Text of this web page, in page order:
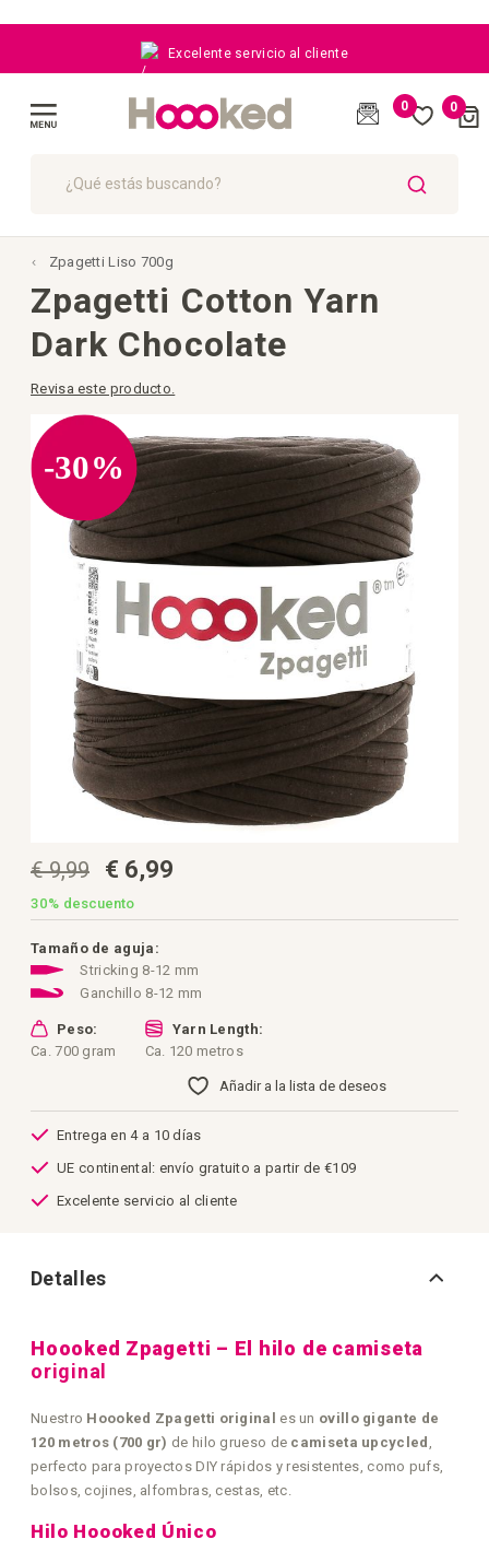
Excelente servicio al cliente
0 0Cart
Zpagetti Liso 700g
Saltar
al
final
de
la
galería
imágenes
-30%
al
comienzo
de
la
de
imágenes
Zpagetti Cotton Yarn
Dark Chocolate
Revisa este producto.
€ 9,99 € 6,99
30% descuento
Tamaño de aguja:
Stricking 8-12 mm
Ganchillo 8-12 mm
Peso:
Ca. 700 gram
Yarn Length:
Ca. 120 metros
Añadir a la lista de deseos
Entrega en 4 a 10 días
UE continental: envío gratuito a partir de €109
Excelente servicio al cliente
Detalles
Hoooked Zpagetti – El hilo de camiseta
original
Nuestro Hoooked Zpagetti original es un ovillo gigante de
120 metros (700 gr) de hilo grueso de camiseta upcycled
perfecto para proyectos DIY rápidos y resistentes, como pufs,
bolsos, cojines, alfombras, cestas, etc.
Hilo Hoooked Único